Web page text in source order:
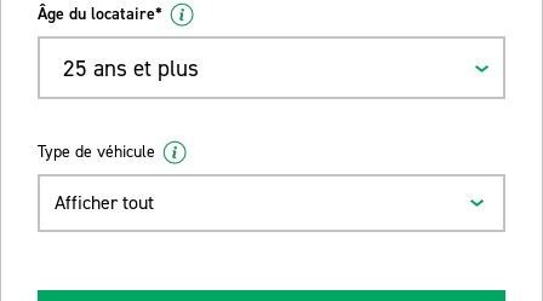
Âge du locataire*
25 ans et plus
Type de véhicule
Afficher tout